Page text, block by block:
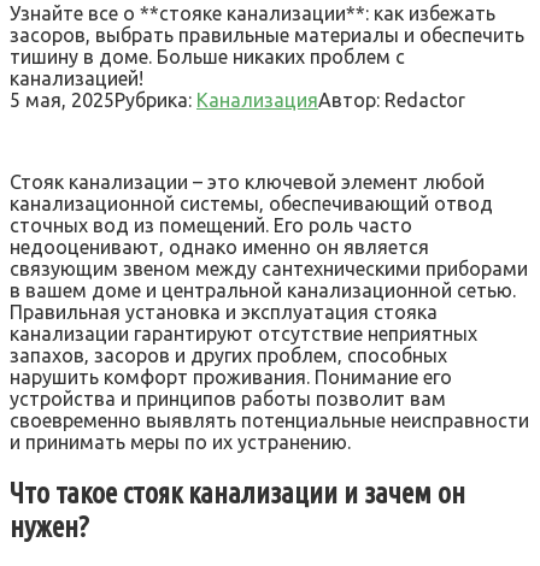
Узнайте все о **стояке канализации**: как избежать
засоров, выбрать правильные материалы и обеспечить
тишину в доме. Больше никаких проблем с
канализацией!
5 мая, 2025Рубрика: КанализацияАвтор: Redactor
Стояк канализации – это ключевой элемент любой
канализационной системы‚ обеспечивающий отвод
сточных вод из помещений. Его роль часто
недооценивают‚ однако именно он является
связующим звеном между сантехническими приборами
в вашем доме и центральной канализационной сетью.
Правильная установка и эксплуатация стояка
канализации гарантируют отсутствие неприятных
запахов‚ засоров и других проблем‚ способных
нарушить комфорт проживания. Понимание его
устройства и принципов работы позволит вам
своевременно выявлять потенциальные неисправности
и принимать меры по их устранению.
Что такое стояк канализации и зачем он
нужен?